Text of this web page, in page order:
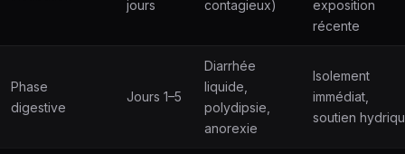
jours
contagieux)
exposition
récente
Phase
digestive
Jours 1–5
Diarrhée
liquide,
polydipsie,
anorexie
Isolement
immédiat,
soutien